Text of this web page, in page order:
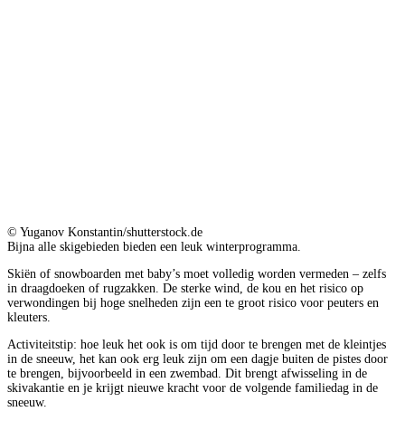
© Yuganov Konstantin/shutterstock.de
Bijna alle skigebieden bieden een leuk winterprogramma.
Skiën of snowboarden met baby’s moet volledig worden vermeden – zelfs
in draagdoeken of rugzakken. De sterke wind, de kou en het risico op
verwondingen bij hoge snelheden zijn een te groot risico voor peuters en
kleuters.
Activiteitstip: hoe leuk het ook is om tijd door te brengen met de kleintjes
in de sneeuw, het kan ook erg leuk zijn om een dagje buiten de pistes door
te brengen, bijvoorbeeld in een zwembad. Dit brengt afwisseling in de
skivakantie en je krijgt nieuwe kracht voor de volgende familiedag in de
sneeuw.